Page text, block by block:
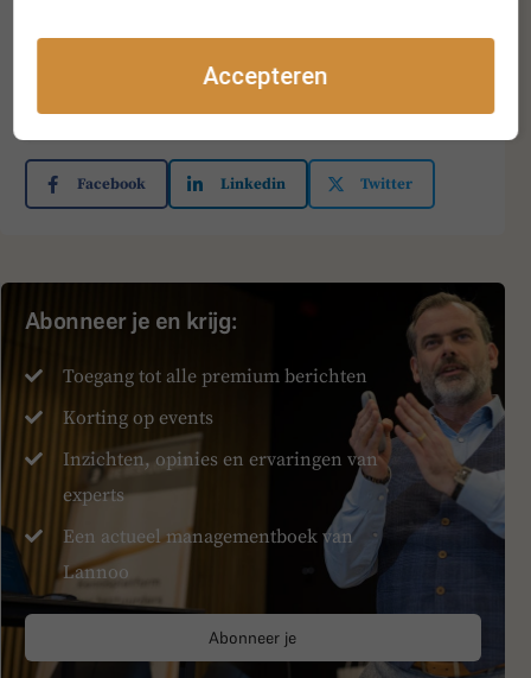
Deel dit artikel met je netwerk
Facebook Linkedin Twitter
Abonneer je en krijg:
Toegang tot alle premium berichten
Korting op events
Inzichten, opinies en ervaringen van
experts
Een actueel managementboek van
Lannoo
Abonneer je
Accepteren